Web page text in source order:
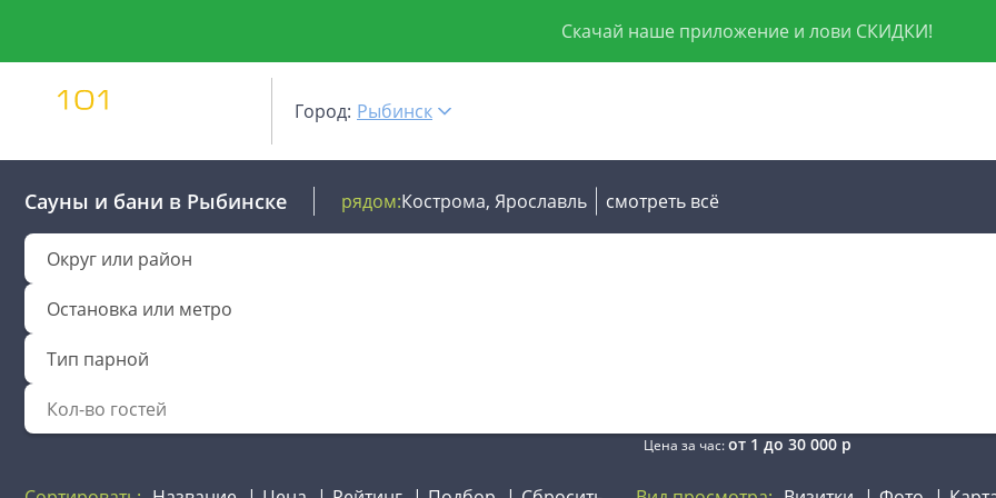
Скачай наше приложение и лови СКИДКИ!
Город: Рыбинск
Сауны и бани в Рыбинске рядом:Кострома, Ярославль смотреть всё
Округ или район
Остановка или метро
Тип парной
Цена за час:от 1 до 30 000р